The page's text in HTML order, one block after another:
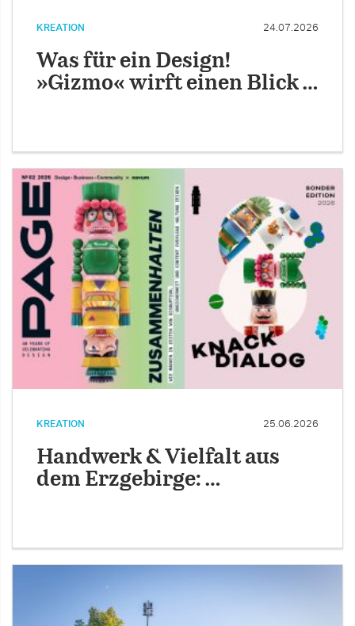
KREATION 24.07.2026
Was für ein Design!
»Gizmo« wirft einen Blick …
KREATION 25.06.2026
Handwerk & Vielfalt aus
dem Erzgebirge: …